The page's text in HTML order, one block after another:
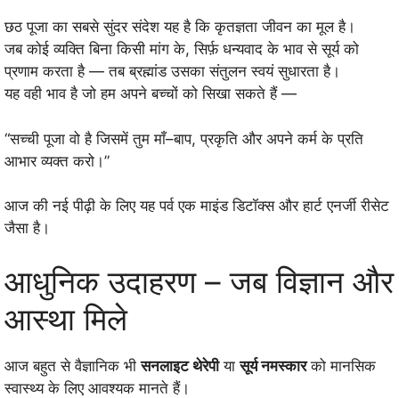
छठ पूजा का सबसे सुंदर संदेश यह है कि कृतज्ञता जीवन का मूल है।
जब कोई व्यक्ति बिना किसी मांग के, सिर्फ़ धन्यवाद के भाव से सूर्य को
प्रणाम करता है — तब ब्रह्मांड उसका संतुलन स्वयं सुधारता है।
यह वही भाव है जो हम अपने बच्चों को सिखा सकते हैं —
“सच्ची पूजा वो है जिसमें तुम माँ–बाप, प्रकृति और अपने कर्म के प्रति
आभार व्यक्त करो।”
आज की नई पीढ़ी के लिए यह पर्व एक माइंड डिटॉक्स और हार्ट एनर्जी रीसेट
जैसा है।
आधुनिक उदाहरण – जब विज्ञान और
आस्था मिले
आज बहुत से वैज्ञानिक भीसनलाइट थेरेपीयासूर्य नमस्कारको मानसिक
स्वास्थ्य के लिए आवश्यक मानते हैं।